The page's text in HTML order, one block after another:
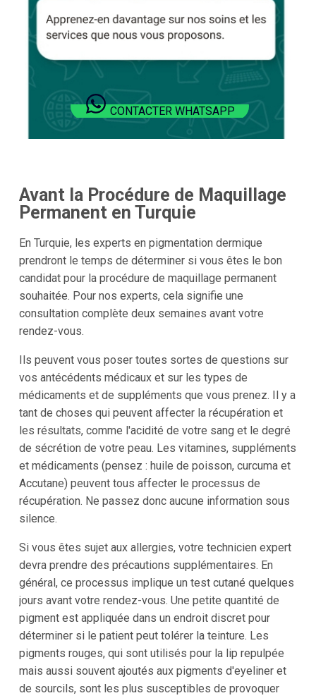
CONTACTER WHATSAPP
Avant la Procédure de Maquillage
Permanent en Turquie
En Turquie, les experts en pigmentation dermique
prendront le temps de déterminer si vous êtes le bon
candidat pour la procédure de maquillage permanent
souhaitée. Pour nos experts, cela signifie une
consultation complète deux semaines avant votre
rendez-vous.
Ils peuvent vous poser toutes sortes de questions sur
vos antécédents médicaux et sur les types de
médicaments et de suppléments que vous prenez. Il y a
tant de choses qui peuvent affecter la récupération et
les résultats, comme l'acidité de votre sang et le degré
de sécrétion de votre peau. Les vitamines, suppléments
et médicaments (pensez : huile de poisson, curcuma et
Accutane) peuvent tous affecter le processus de
récupération. Ne passez donc aucune information sous
silence.
Si vous êtes sujet aux allergies, votre technicien expert
devra prendre des précautions supplémentaires. En
général, ce processus implique un test cutané quelques
jours avant votre rendez-vous. Une petite quantité de
pigment est appliquée dans un endroit discret pour
déterminer si le patient peut tolérer la teinture. Les
pigments rouges, qui sont utilisés pour la lip repulpée
mais aussi souvent ajoutés aux pigments d'eyeliner et
de sourcils, sont les plus susceptibles de provoquer